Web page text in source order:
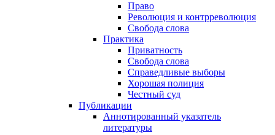
Право
Революция и контрреволюция
Свобода слова
Практика
Приватность
Свобода слова
Справедливые выборы
Хорошая полиция
Честный суд
Публикации
Аннотированный указатель
литературы